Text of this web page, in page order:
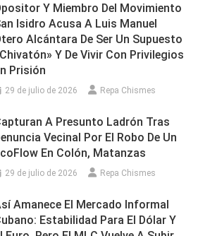
Y Miembro Del Movimiento
Isidro Acusa A Luis Manuel
Alcántara De Ser Un Supuesto
Y De Vivir Con Privilegios
Prisión
29 de julio de 2026 Repa Chismes
A Presunto Ladrón Tras
Vecinal Por El Robo De Un
En Colón, Matanzas
29 de julio de 2026 Repa Chismes
Amanece El Mercado Informal
Estabilidad Para El Dólar Y